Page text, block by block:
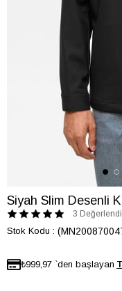
Siyah Slim Desenli
3
Stok Kodu
₺999,97 `den başlayan